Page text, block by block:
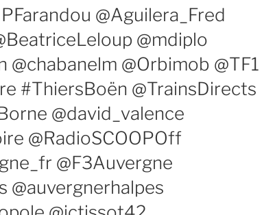
@Aguilera_Fred
@mdiplo
@Orbimob @TF1
#ThiersBoën @TrainsDirects
@david_valence
@RadioSCOOPOff
@F3Auvergne
@auvergnerhalpes